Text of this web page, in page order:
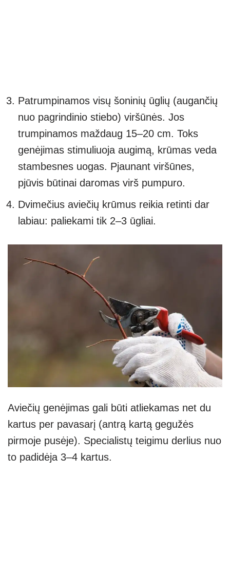
Patrumpinamos visų šoninių ūglių (augančių
nuo pagrindinio stiebo) viršūnės. Jos
trumpinamos maždaug 15–20 cm. Toks
genėjimas stimuliuoja augimą, krūmas veda
stambesnes uogas. Pjaunant viršūnes,
pjūvis būtinai daromas virš pumpuro.
Dvimečius aviečių krūmus reikia retinti dar
labiau: paliekami tik 2–3 ūgliai.
Aviečių genėjimas gali būti atliekamas net du
kartus per pavasarį (antrą kartą gegužės
pirmoje pusėje). Specialistų teigimu derlius nuo
to padidėja 3–4 kartus.